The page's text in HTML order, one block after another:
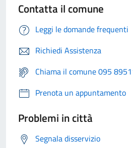
Contatta il comune
Leggi le domande frequenti
Richiedi Assistenza
Chiama il comune 095
Prenota un appuntamento
Problemi in città
Segnala disservizio